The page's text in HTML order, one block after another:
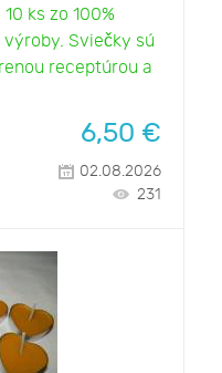
ks zo 100%
Sviečky sú
receptúrou a
6,50 €
02.08.2026
231